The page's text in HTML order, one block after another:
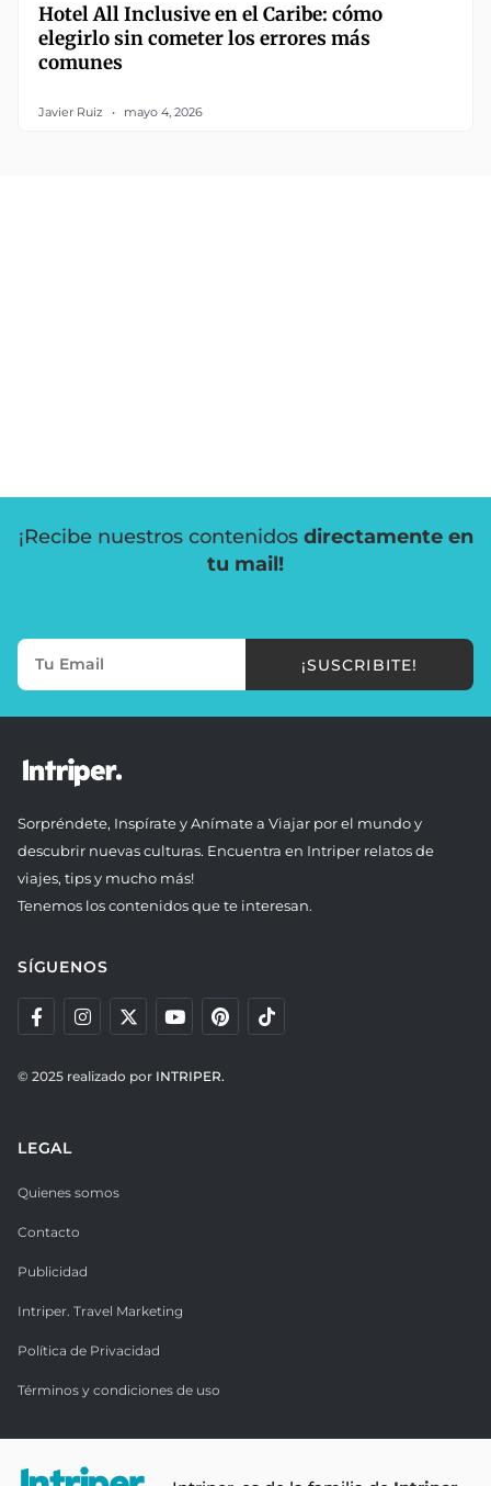
Hotel All Inclusive en el Caribe: cómo
elegirlo sin cometer los errores más
comunes
Javier Ruiz mayo 4, 2026
¡Recibe nuestros contenidos directamente en
tu mail!
¡SUSCRIBITE!
Sorpréndete, Inspírate y Anímate a Viajar por el mundo y
descubrir nuevas culturas. Encuentra en Intriper relatos de
viajes, tips y mucho más!
Tenemos los contenidos que te interesan.
SÍGUENOS
© 2025 realizado por INTRIPER.
LEGAL
Quienes somos
Contacto
Publicidad
Intriper. Travel Marketing
Política de Privacidad
Términos y condiciones de uso